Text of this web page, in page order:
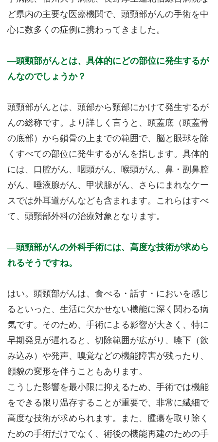
ど県内の主要な医療機関で、頭頸部がんの手術を中
心に数多くの症例に携わってきました。
頭頸部がんとは、具体的にどの部位に発生するが
んなのでしょうか？
頭頸部がんとは、頭部から頸部にかけて発生するが
んの総称です。より詳しく言うと、頭蓋底（頭蓋骨
の底部）から鎖骨の上までの範囲で、脳と眼球を除
くすべての部位に発生するがんを指します。具体的
には、口腔がん、咽頭がん、喉頭がん、鼻・副鼻腔
がん、唾液腺がん、甲状腺がん、さらにまれなケー
スでは外耳道がんなども含まれます。これらはすべ
て、頭頸部外科の治療対象となります。
頭頸部がんの外科手術には、高度な技術が求めら
れるそうですね。
はい。頭頸部がんは、食べる・話す・においを感じ
るといった、生活に欠かせない機能に深く関わる病
気です。そのため、手術による影響が大きく、特に
早期発見が遅れると、切除範囲が広がり、嚥下（飲
み込み）や発声、嗅覚などの機能障害が残ったり、
顔貌の変形を伴うこともあります。
こうした影響を最小限に抑えるため、手術では機能
をできる限り温存することが重要で、非常に繊細で
高度な技術が求められます。また、腫瘍を取り除く
ための手術だけでなく、術後の機能再建のための手